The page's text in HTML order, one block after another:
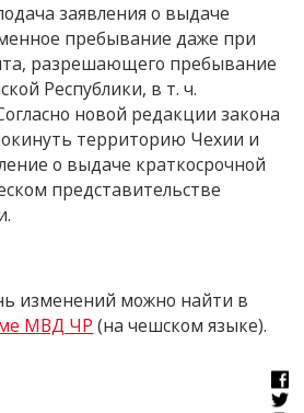
заявления о выдаче
пребывание даже при
разрешающего пребывание
Республики, в т. ч.
новой редакции закона
территорию Чехии и
о выдаче краткосрочной
представительстве
изменений можно найти в
МВД ЧР (на чешском языке).